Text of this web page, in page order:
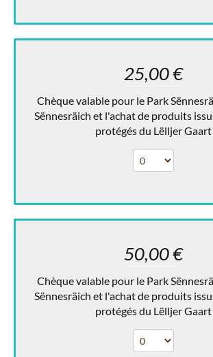
25,00 €
Chèque valable pour le Park
Sënnesräich et l'achat de produits
protégés du Lëlljer Gaart
50,00 €
Chèque valable pour le Park
Sënnesräich et l'achat de produits
protégés du Lëlljer Gaart